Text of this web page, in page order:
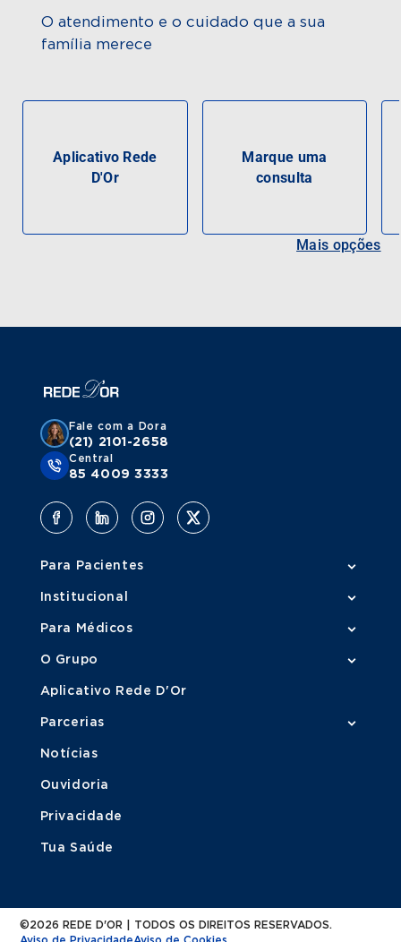
O atendimento e o cuidado que a sua
família merece
Aplicativo Rede
D'Or
Marque uma
consulta
Mais opções
Fale com a Dora
(21) 2101-2658
Central
85 4009 3333
Para Pacientes
Institucional
Para Médicos
O Grupo
Aplicativo Rede D'Or
Parcerias
Notícias
Ouvidoria
Privacidade
Tua Saúde
©2026 REDE D'OR | TODOS OS DIREITOS RESERVADOS.